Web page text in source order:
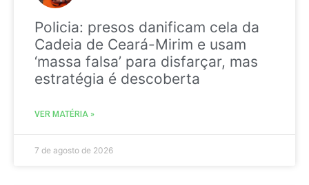
Policia: presos danificam cela da
Cadeia de Ceará-Mirim e usam
‘massa falsa’ para disfarçar, mas
estratégia é descoberta
VER MATÉRIA »
7 de agosto de 2026